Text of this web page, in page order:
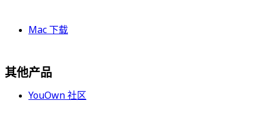
Mac 下载
其他产品
YouOwn 社区